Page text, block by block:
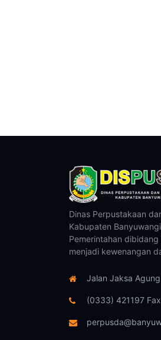
Dinas Perpustakaan
Kabupaten
Pemerintahan
menjadi kewenangan
Jalan Jaksa
(0333) 421197